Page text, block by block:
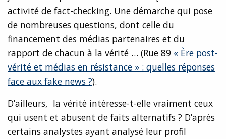
activité de fact-checking. Une démarche qui pose
de nombreuses questions, dont celle du
financement des médias partenaires et du
rapport de chacun à la vérité … (Rue 89 « Ère post-
vérité et médias en résistance » : quelles réponses
face aux fake news ?).
D’ailleurs, la vérité intéresse-t-elle vraiment ceux
qui usent et abusent de faits alternatifs ? D’après
certains analystes ayant analysé leur profil